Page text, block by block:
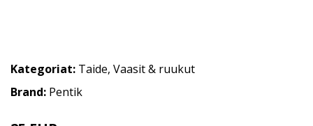
Kategoriat: Taide, Vaasit & ruukut
Brand: Pentik